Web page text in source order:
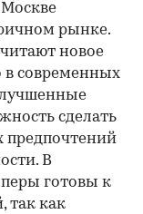
рынке.
новое
в современных
сделать
предпочтений
В
готовы к
так как